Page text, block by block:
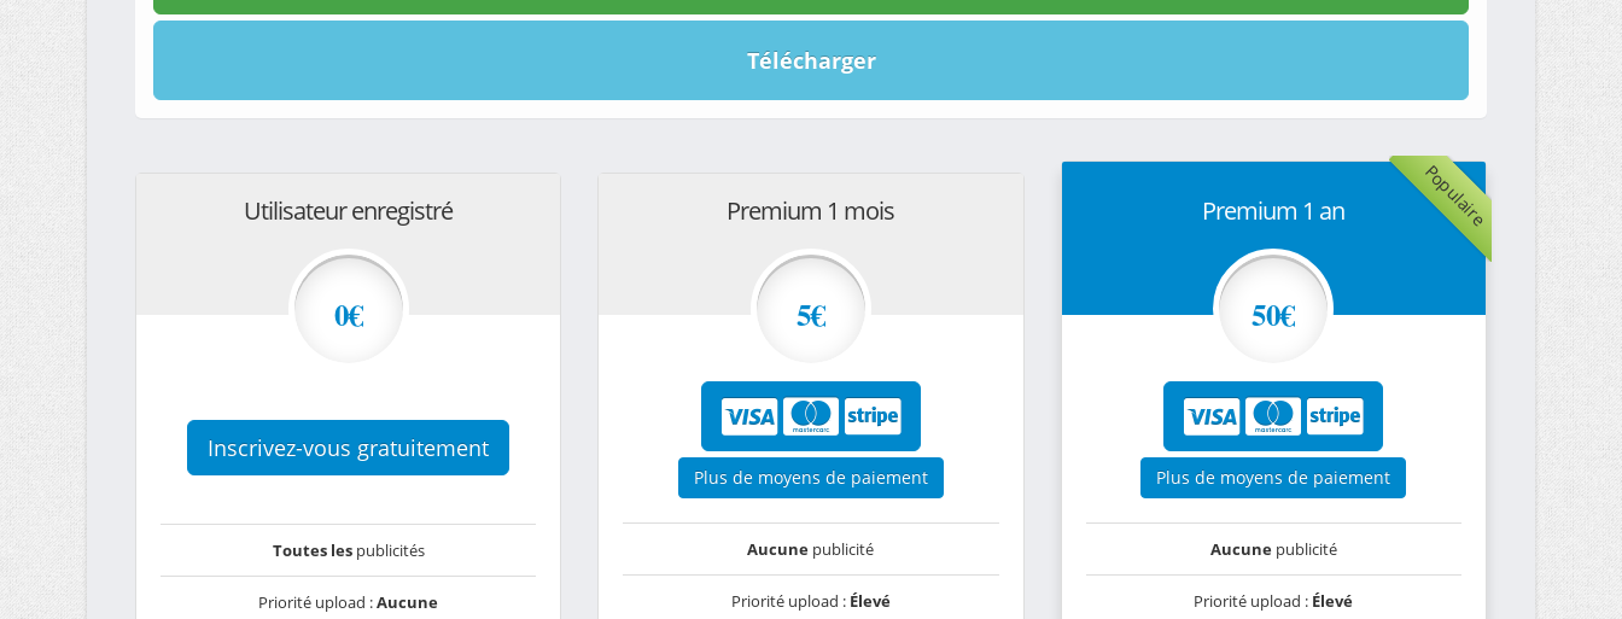
Télécharger
Utilisateur enregistré
0€
Inscrivez-vous gratuitement
Toutes lespublicités
Priorité upload :Aucune
Premium 1 mois
5€
Plus de moyens de paiement
Aucune publicité
Priorité upload : Élevé
Populaire
Premium 1 an
50€
Plus de moyens de paiement
Aucunepublicité
Priorité upload : Élevé